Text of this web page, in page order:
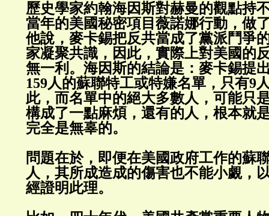
歷史學家約翰海因斯對赫曼的觀點持
當年的美國秘密項目薇諾娜行動，做
他說，麥卡錫把反共當成了黨派鬥爭
家凝聚共識，因此，實際上對美國的
無一利。海因斯的結論是：麥卡錫提
159人的蘇聯特工或特嫌名單，只有9
此，而名單中的絕大多數人，可能只
構成了一點麻煩，還有的人，根本就
完全是無辜的。
問題在於，即便在美國政府工作的蘇
人，其所成造成的傷害也不能小覷，
經證明此理。